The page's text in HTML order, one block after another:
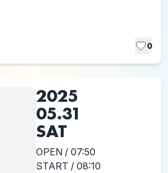
0
2025
05.31
SAT
OPEN / 07:50
START / 08:10